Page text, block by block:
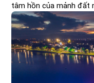
tâm hồn của mảnh đất